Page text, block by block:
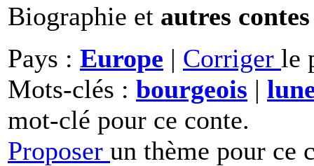
Biographie et autres contes
Pays : Europe | Corriger le
Mots-clés : bourgeois |
mot-clé pour ce conte.
Proposer un thème pour ce